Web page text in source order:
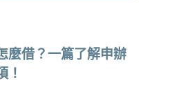
麼借？一篇了解申辦
！